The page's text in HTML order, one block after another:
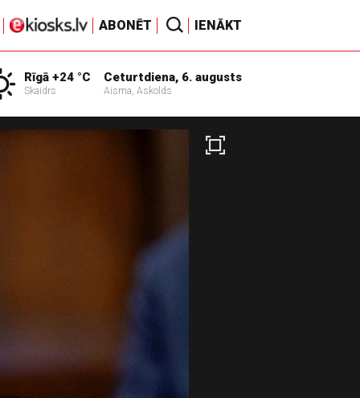
ABONĒT IENĀKT
Rīgā +24 °C
Skaidrs
Ceturtdiena, 6. augusts
Aisma, Askolds